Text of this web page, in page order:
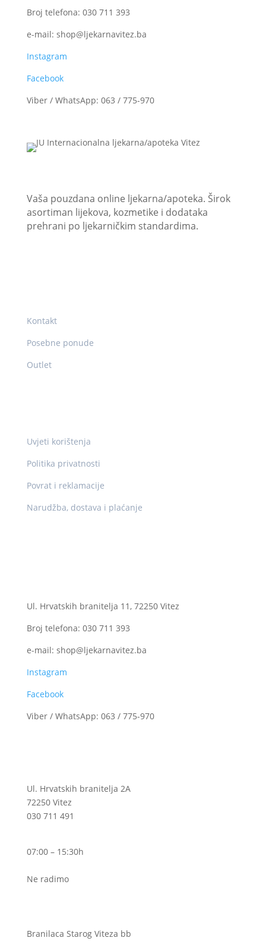
Broj telefona: 030 711 393
e-mail: shop@ljekarnavitez.ba
Instagram
Facebook
Viber / WhatsApp: 063 / 775-970
Vaša pouzdana online ljekarna/apoteka. Širok
asortiman lijekova, kozmetike i dodataka
prehrani po ljekarničkim standardima.
Kontakt
Posebne ponude
Outlet
Uvjeti korištenja
Politika privatnosti
Povrat i reklamacije
Narudžba, dostava i plaćanje
Ul. Hrvatskih branitelja 11, 72250 Vitez
Broj telefona: 030 711 393
e-mail: shop@ljekarnavitez.ba
Instagram
Facebook
Viber / WhatsApp: 063 / 775-970
Ul. Hrvatskih branitelja 2A
72250 Vitez
030 711 491
07:00 – 15:30h
Ne radimo
Branilaca Starog Viteza bb